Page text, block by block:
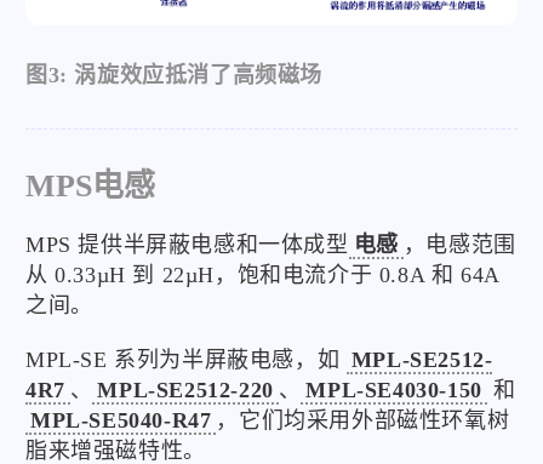
图3: 涡旋效应抵消了高频磁场
MPS电感
MPS 提供半屏蔽电感和一体成型 电感 ，电感范围
从 0.33µH 到 22µH，饱和电流介于 0.8A 和 64A
之间。
MPL-SE 系列为半屏蔽电感，如 MPL-SE2512-
4R7 、 MPL-SE2512-220 、 MPL-SE4030-150 和
MPL-SE5040-R47 ，它们均采用外部磁性环氧树
脂来增强磁特性。